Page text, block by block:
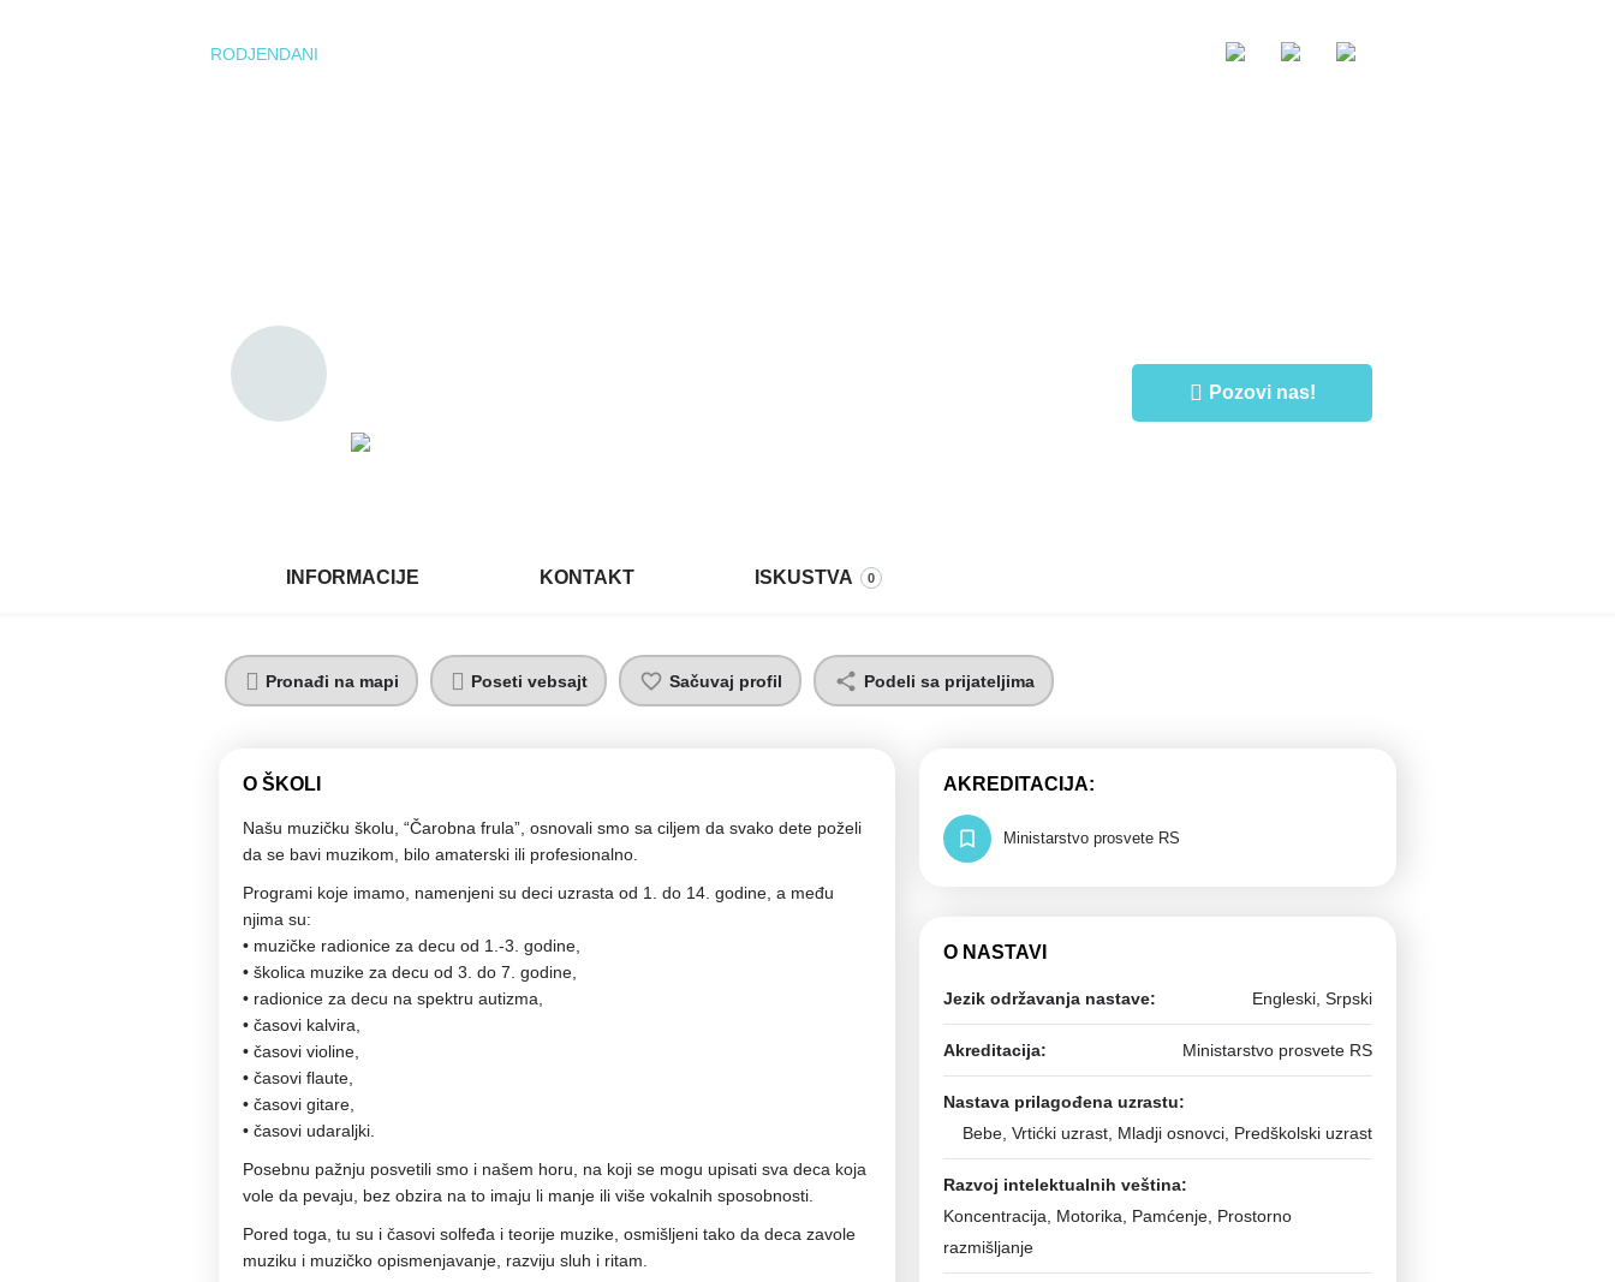
RODJENDANI
Pozovi nas!
INFORMACIJE KONTAKT ISKUSTVA 0
Pronađi na mapi Poseti vebsajt Sačuvaj profil Podeli sa prijateljima
O ŠKOLI
Našu muzičku školu, “Čarobna frula”, osnovali smo sa ciljem da svako dete poželi
da se bavi muzikom, bilo amaterski ili profesionalno.
Programi koje imamo, namenjeni su deci uzrasta od 1. do 14. godine, a među
njima su:
•⁠ ⁠muzičke radionice za decu od 1.-3. godine,
•⁠ ⁠⁠školica muzike za decu od 3. do 7. godine,
•⁠ ⁠⁠radionice za decu na spektru autizma,
•⁠ ⁠⁠časovi kalvira,
•⁠ ⁠⁠časovi violine,
•⁠ ⁠⁠časovi flaute,
•⁠ ⁠⁠časovi gitare,
•⁠ ⁠⁠časovi udaraljki.
Posebnu pažnju posvetili smo i našem horu, na koji se mogu upisati sva deca koja
vole da pevaju, bez obzira na to imaju li manje ili više vokalnih sposobnosti.
Pored toga, tu su i časovi solfeđa i teorije muzike, osmišljeni tako da deca zavole
muziku i muzičko opismenjavanje, razviju sluh i ritam.
AKREDITACIJA:
Ministarstvo prosvete RS
O NASTAVI
Jezik održavanja nastave: Engleski, Srpski
Akreditacija: Ministarstvo prosvete RS
Nastava prilagođena uzrastu:
Bebe, Vrtićki uzrast, Mladji osnovci, Predškolski uzrast
Razvoj intelektualnih veština:
Koncentracija, Motorika, Pamćenje, Prostorno
razmišljanje